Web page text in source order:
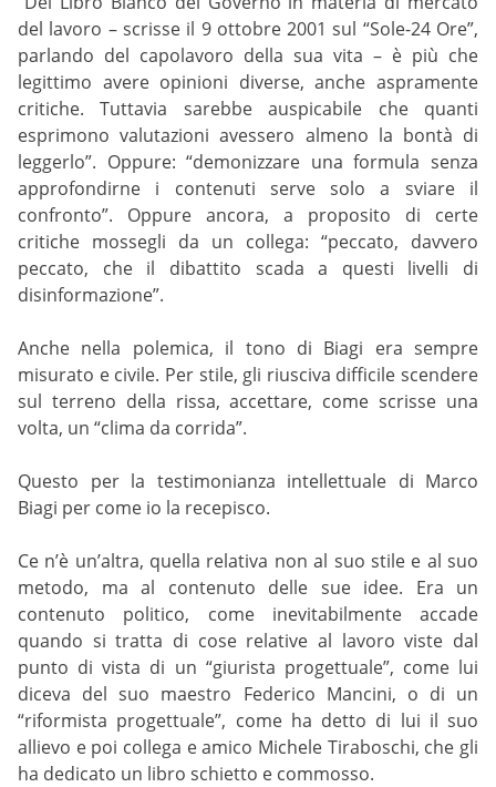
del lavoro – scrisse il 9 ottobre 2001 sul “Sole-24 Ore”,
parlando del capolavoro della sua vita – è più che
legittimo avere opinioni diverse, anche aspramente
critiche. Tuttavia sarebbe auspicabile che quanti
esprimono valutazioni avessero almeno la bontà di
leggerlo”. Oppure: “demonizzare una formula senza
approfondirne i contenuti serve solo a sviare il
confronto”. Oppure ancora, a proposito di certe
critiche mossegli da un collega: “peccato, davvero
peccato, che il dibattito scada a questi livelli di
disinformazione”.
Anche nella polemica, il tono di Biagi era sempre
misurato e civile. Per stile, gli riusciva difficile scendere
sul terreno della rissa, accettare, come scrisse una
volta, un “clima da corrida”.
Questo per la testimonianza intellettuale di Marco
Biagi per come io la recepisco.
Ce n’è un’altra, quella relativa non al suo stile e al suo
metodo, ma al contenuto delle sue idee. Era un
contenuto politico, come inevitabilmente accade
quando si tratta di cose relative al lavoro viste dal
punto di vista di un “giurista progettuale”, come lui
diceva del suo maestro Federico Mancini, o di un
“riformista progettuale”, come ha detto di lui il suo
allievo e poi collega e amico Michele Tiraboschi, che gli
ha dedicato un libro schietto e commosso.